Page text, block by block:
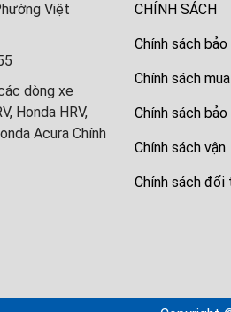
Việt
dòng xe
Honda HRV,
Acura Chính
CHÍNH SÁCH
Chính sách
Chính sách
Chính sách bảo
Chính sách vận
Chính sách đổi